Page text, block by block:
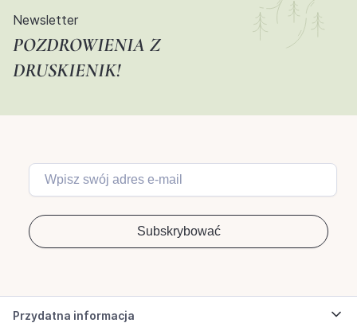
Newsletter
POZDROWIENIA Z
DRUSKIENIK!
Przydatna informacja